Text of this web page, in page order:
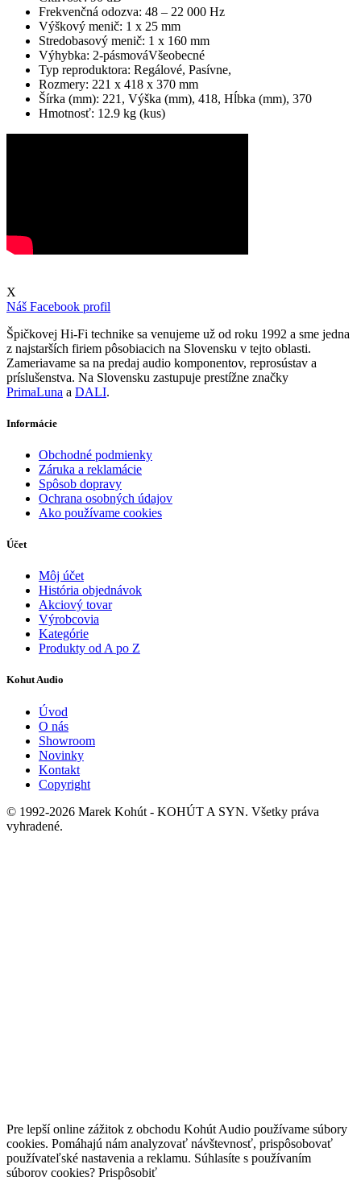
Frekvenčná odozva: 48 – 22 000 Hz
Výškový menič: 1 x 25 mm
Stredobasový menič: 1 x 160 mm
Výhybka: 2-pásmováVšeobecné
Typ reproduktora: Regálové, Pasívne,
Rozmery: 221 x 418 x 370 mm
Šírka (mm): 221, Výška (mm), 418, Hĺbka (mm), 370
Hmotnosť: 12.9 kg (kus)
X
Náš Facebook profil
Špičkovej Hi-Fi technike sa venujeme už od roku 1992 a sme jedna
z najstarších firiem pôsobiacich na Slovensku v tejto oblasti.
Zameriavame sa na predaj audio komponentov, reprosústav a
príslušenstva. Na Slovensku zastupuje prestížne značky
PrimaLuna a DALI.
Informácie
Obchodné podmienky
Záruka a reklamácie
Spôsob dopravy
Ochrana osobných údajov
Ako používame cookies
Účet
Môj účet
História objednávok
Akciový tovar
Výrobcovia
Kategórie
Produkty od A po Z
Kohut Audio
Úvod
O nás
Showroom
Novinky
Kontakt
Copyright
© 1992-2026 Marek Kohút - KOHÚT A SYN. Všetky práva
vyhradené.
Pre lepší online zážitok z obchodu Kohút Audio používame súbory
cookies. Pomáhajú nám analyzovať návštevnosť, prispôsobovať
používateľské nastavenia a reklamu. Súhlasíte s používaním
súborov cookies? Prispôsobiť